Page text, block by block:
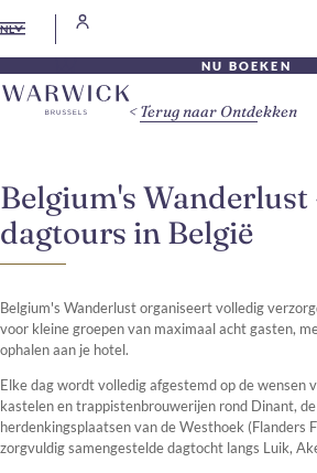
NL
NU BOEKEN
Belgium's Wanderlust
dagtours in België
Belgium's Wanderlust organiseert volledig
voor kleine groepen van maximaal acht gasten,
ophalen aan je hotel.
Elke dag wordt volledig afgestemd op de wensen
kastelen en trappistenbrouwerijen rond Dinant, de
herdenkingsplaatsen van de Westhoek (Flanders
zorgvuldig samengestelde dagtocht langs Luik,
Terug naar Ontdekken